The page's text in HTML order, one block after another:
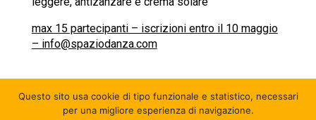
max 15 partecipanti – iscrizioni entro il 10 maggio
– info@spaziodanza.com
Questo sito usa cookie di tipo funzionale e statistico, necessari
per una migliore esperienza di navigazione.